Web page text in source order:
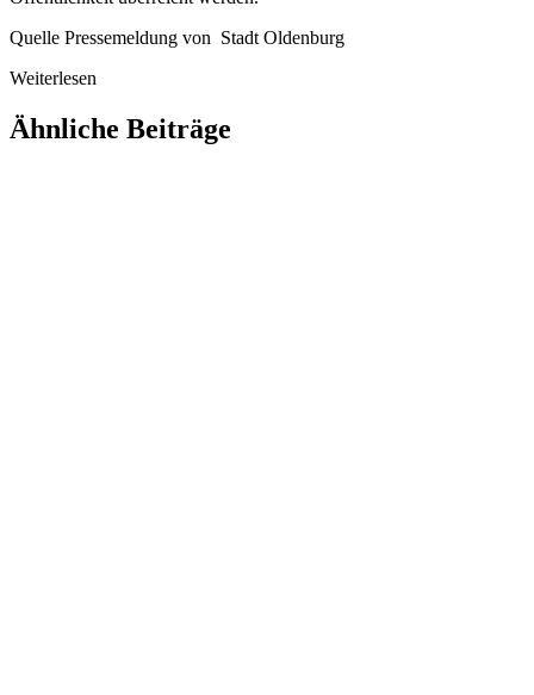
Quelle Pressemeldung von Stadt Oldenburg
Weiterlesen
Ähnliche Beiträge